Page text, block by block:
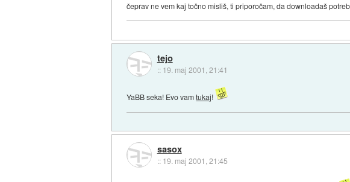
čeprav ne vem kaj točno misliš, ti priporočam, da downloadaš
tejo
:: 19. maj 2001, 21:41
YaBB seka! Evo vamtukaj!
sasox
:: 19. maj 2001, 21:45